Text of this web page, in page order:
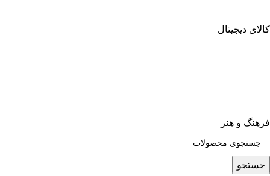
کالای دیجیتال
فرهنگ و هنر
جستجو